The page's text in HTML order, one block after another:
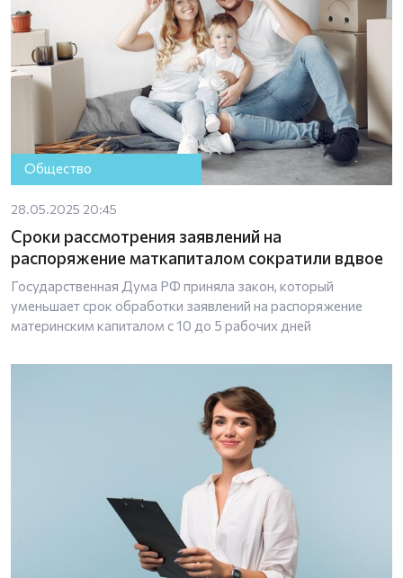
Общество
28.05.2025 20:45
Сроки рассмотрения заявлений на
распоряжение маткапиталом сократили вдвое
Государственная Дума РФ приняла закон, который
уменьшает срок обработки заявлений на распоряжение
материнским капиталом с 10 до 5 рабочих дней